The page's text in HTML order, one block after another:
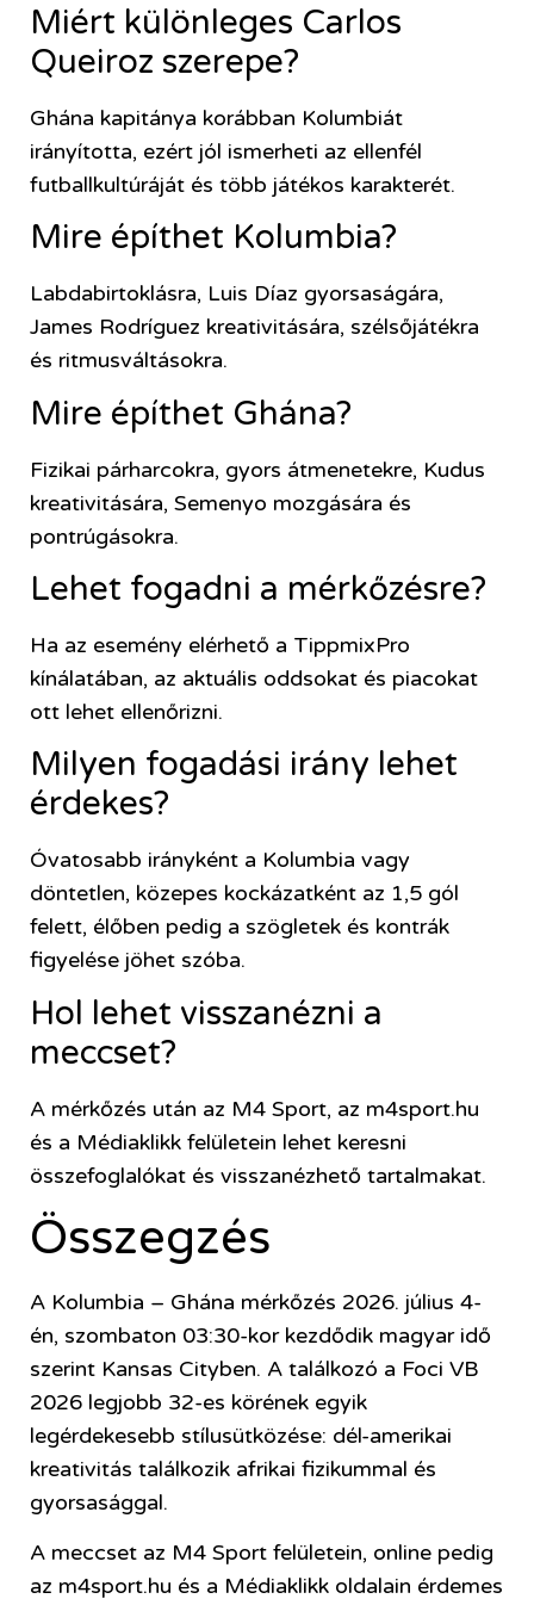
Miért különleges Carlos
Queiroz szerepe?
Ghána kapitánya korábban Kolumbiát
irányította, ezért jól ismerheti az ellenfél
futballkultúráját és több játékos karakterét.
Mire építhet Kolumbia?
Labdabirtoklásra, Luis Díaz gyorsaságára,
James Rodríguez kreativitására, szélsőjátékra
és ritmusváltásokra.
Mire építhet Ghána?
Fizikai párharcokra, gyors átmenetekre, Kudus
kreativitására, Semenyo mozgására és
pontrúgásokra.
Lehet fogadni a mérkőzésre?
Ha az esemény elérhető a TippmixPro
kínálatában, az aktuális oddsokat és piacokat
ott lehet ellenőrizni.
Milyen fogadási irány lehet
érdekes?
Óvatosabb irányként a Kolumbia vagy
döntetlen, közepes kockázatként az 1,5 gól
felett, élőben pedig a szögletek és kontrák
figyelése jöhet szóba.
Hol lehet visszanézni a
meccset?
A mérkőzés után az M4 Sport, az m4sport.hu
és a Médiaklikk felületein lehet keresni
összefoglalókat és visszanézhető tartalmakat.
Összegzés
A Kolumbia – Ghána mérkőzés 2026. július 4-
én, szombaton 03:30-kor kezdődik magyar idő
szerint Kansas Cityben. A találkozó a Foci VB
2026 legjobb 32-es körének egyik
legérdekesebb stílusütközése: dél-amerikai
kreativitás találkozik afrikai fizikummal és
gyorsasággal.
A meccset az M4 Sport felületein, online pedig
az m4sport.hu és a Médiaklikk oldalain érdemes